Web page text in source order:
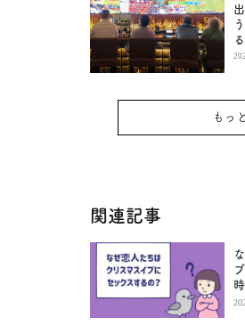
もっ
関連記事